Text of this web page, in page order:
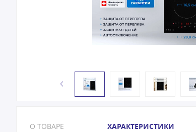
О ТОВАРЕ ХАРАКТЕРИСТИКИ